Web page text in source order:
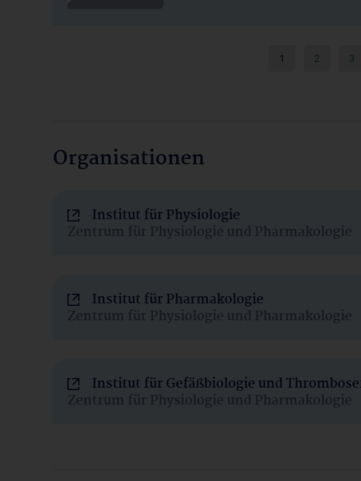
1 2 3
Organisationen
Institut für Physiologie
Zentrum für Physiologie und Pharmakologie
Institut für Pharmakologie
Zentrum für Physiologie und Pharmakologie
Institut für Gefäßbiologie und
Zentrum für Physiologie und Pharmakologie